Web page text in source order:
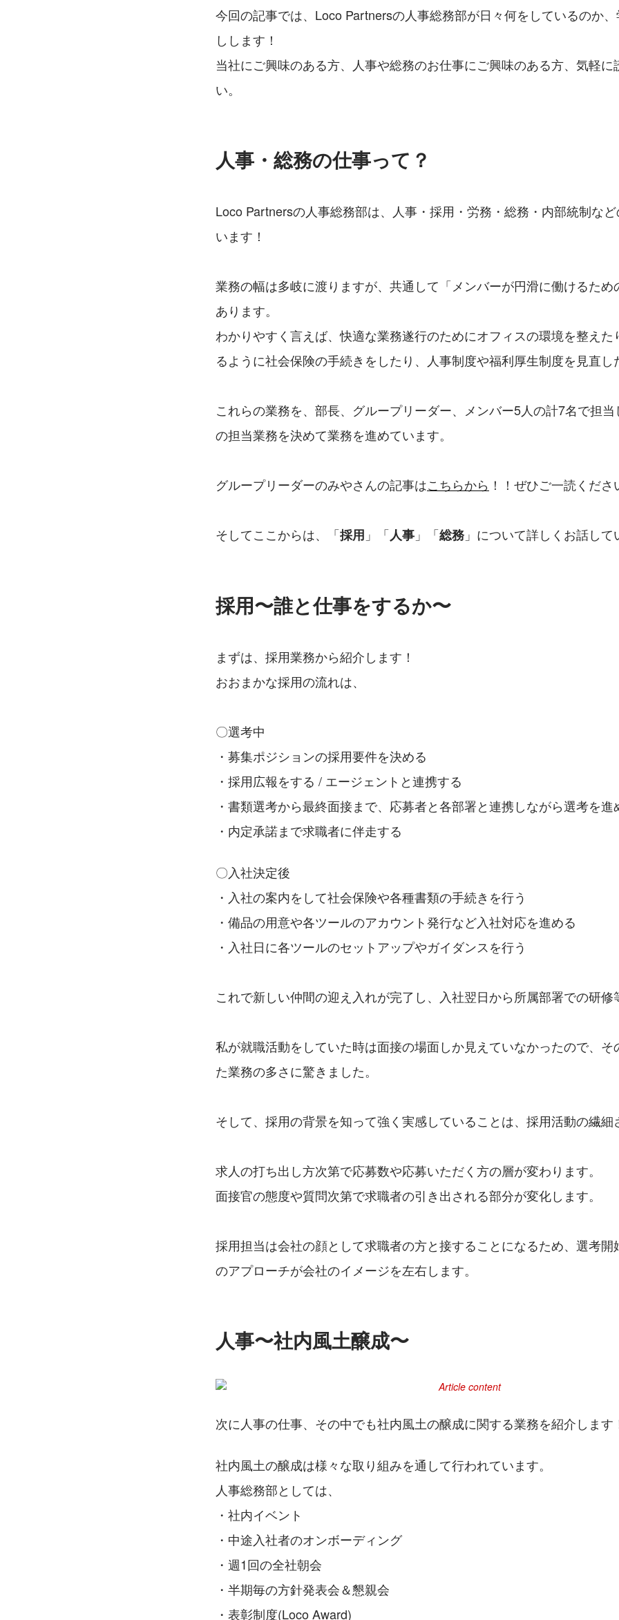
今回の記事では、Loco Partnersの人事総務部が日々何をしているのか
しします！
当社にご興味のある方、人事や総務のお仕事にご興味のある方、気軽に
い。
人事・総務の仕事って？
Loco Partnersの人事総務部は、人事・採用・労務・総務・内部統制な
います！
業務の幅は多岐に渡りますが、共通して「メンバーが円滑に働けるため
あります。
わかりやすく言えば、快適な業務遂行のためにオフィスの環境を整えた
るように社会保険の手続きをしたり、人事制度や福利厚生制度を見直し
これらの業務を、部長、グループリーダー、メンバー5人の計7名で担当
の担当業務を決めて業務を進めています。
グループリーダーのみやさんの記事はこちらから ！！ぜひご一読くださ
そしてここからは、「採用 」「人事 」「総務 」について詳しくお話して
採用〜誰と仕事をするか〜
まずは、採用業務から紹介します！
おおまかな採用の流れは、
〇選考中
・募集ポジションの採用要件を決める
・採用広報をする / エージェントと連携する
・書類選考から最終面接まで、応募者と各部署と連携しながら選考を進
・内定承諾まで求職者に伴走する
〇入社決定後
・入社の案内をして社会保険や各種書類の手続きを行う
・備品の用意や各ツールのアカウント発行など入社対応を進める
・入社日に各ツールのセットアップやガイダンスを行う
これで新しい仲間の迎え入れが完了し、入社翌日から所属部署での研修
私が就職活動をしていた時は面接の場面しか見えていなかったので、そ
た業務の多さに驚きました。
そして、採用の背景を知って強く実感していることは、採用活動の繊細
求人の打ち出し方次第で応募数や応募いただく方の層が変わります。
面接官の態度や質問次第で求職者の引き出される部分が変化します。
採用担当は会社の顔として求職者の方と接することになるため、選考開
のアプローチが会社のイメージを左右します。
人事〜社内風土醸成〜
次に人事の仕事、その中でも社内風土の醸成に関する業務を紹介します
社内風土の醸成は様々な取り組みを通して行われています。
人事総務部としては、
・社内イベント
・中途入社者のオンボーディング
・週1回の全社朝会
・半期毎の方針発表会＆懇親会
・表彰制度(Loco Award)